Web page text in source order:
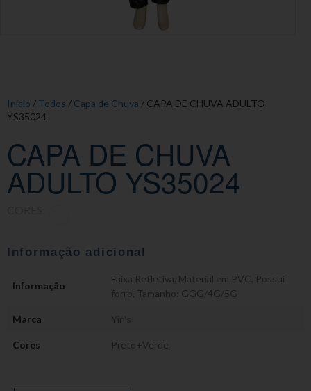
Início / Todos / Capa de Chuva / CAPA DE CHUVA ADULTO
YS35024
CAPA DE CHUVA
ADULTO YS35024
Informação adicional
Informação
Faixa Refletiva Material em PVC
Possui
forro Tamanho: GGG/4G/5G
Marca Yin's
Cores Preto+Verde